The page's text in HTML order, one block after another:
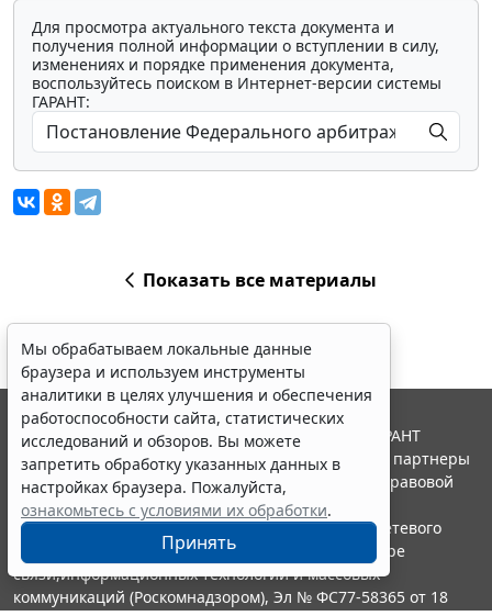
Для просмотра актуального текста документа и
получения полной информации о вступлении в силу,
изменениях и порядке применения документа,
воспользуйтесь поиском в Интернет-версии системы
ГАРАНТ:
Показать все материалы
Мы обрабатываем локальные данные
браузера и используем инструменты
аналитики в целях улучшения и обеспечения
работоспособности сайта, статистических
исследований и обзоров. Вы можете
запретить обработку указанных данных в
настройках браузера. Пожалуйста,
ознакомьтесь с условиями их обработки.
Принять
© ООО "НПП "ГАРАНТ-СЕРВИС", 2026. Система ГАРАНТ
выпускается с 1990 года. Компания "Гарант" и ее партнеры
являются участниками Российской ассоциации правовой
информации ГАРАНТ.
Портал ГАРАНТ.РУ зарегистрирован в качестве сетевого
издания Федеральной службой по надзору в сфере
связи,информационных технологий и массовых
коммуникаций (Роскомнадзором), Эл № ФС77-58365 от 18